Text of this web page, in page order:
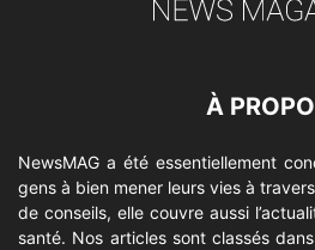
À
NewsMAG a été essentiellement
gens à bien mener leurs vies à
de conseils, elle couvre aussi
santé. Nos articles sont classés